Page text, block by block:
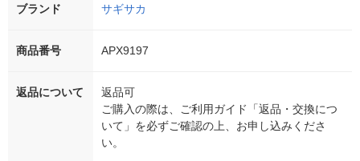
ブランド サギサカ
商品番号 APX9197
返品について
返品可
ご購入の際は、ご利用ガイド「返品・交換につ
いて」を必ずご確認の上、お申し込みくださ
い。